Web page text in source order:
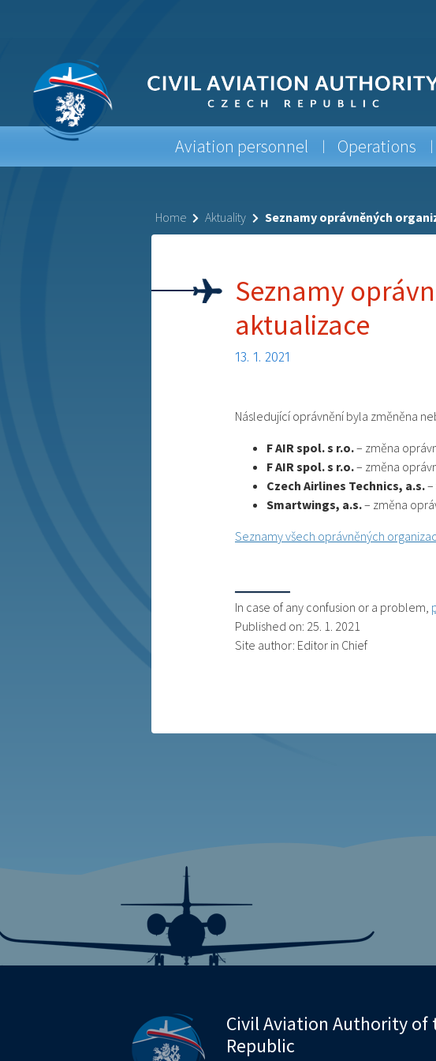
Aviation personnel
Operations
Home Aktuality Seznamy oprávněných
Seznamy
aktualizace
13. 1. 2021
Následující oprávnění byla změněna
F AIR spol. s r.o.– změna
F AIR spol. s r.o.– změna
Czech Airlines Technics, a.s.
Smartwings, a.s.– změna
Seznamy všech oprávněných
In case of any confusion or a problem,
Published on: 25. 1. 2021
Site author: Editor in Chief
Civil Aviation Authority of
Republic